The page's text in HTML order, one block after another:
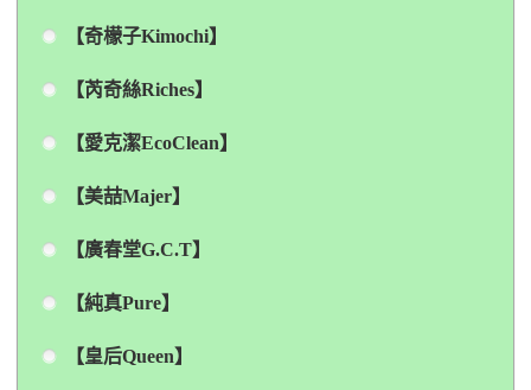
【奇檬子Kimochi】
【芮奇絲Riches】
【愛克潔EcoClean】
【美喆Majer】
【廣春堂G.C.T】
【純真Pure】
【皇后Queen】